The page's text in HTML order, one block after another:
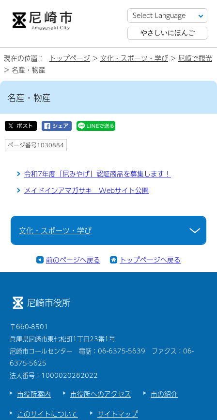
やさしいにほんご
現在の位置： トップページ > 文化・スポーツ・学び > 尼崎で観光
> 名産・物産
名産・物産
ページ番号1030884
令和7年度「尼みやげ」認証商品を募集します！
メイドインアマガサキ Webサイト公開
文化・スポーツ・学び
前のページへ戻る トップページへ戻る
尼崎市役所
〒660-8501
兵庫県尼崎市東七松町1丁目23番1号
尼崎市コールセンター 電話：06-6375-5639 ファクス：06-
6375-5625
法人番号：1000020282022
市役所案内 市役所へのアクセス
市の紹介
このサイトについて
サイトマップ